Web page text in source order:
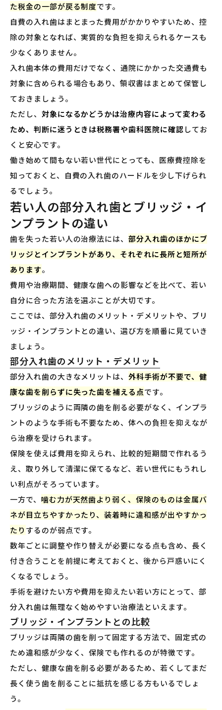
た税金の一部が戻る制度です。
自費の入れ歯はまとまった費用がかかりやすいため、控
除の対象となれば、実質的な負担を抑えられるケースも
少なくありません。
入れ歯本体の費用だけでなく、通院にかかった交通費も
対象に含められる場合もあり、領収書はまとめて保管し
ておきましょう。
ただし、 対象になるかどうかは治療内容によって変わる
ため、判断に迷うときは税務署や歯科医院に確認してお
くと安心です。
働き始めて間もない若い世代にとっても、医療費控除を
知っておくと、自費の入れ歯のハードルを少し下げられ
るでしょう。
若い人の部分入れ歯とブリッジ・イ
ンプラントの違い
歯を失った若い人の治療法には、部分入れ歯のほかにブ
リッジとインプラントがあり、それぞれに長所と短所が
あります。
費用や治療期間、健康な歯への影響などを比べて、若い
自分に合った方法を選ぶことが大切です。
ここでは、部分入れ歯のメリット・デメリットや、ブリ
ッジ・インプラントとの違い、選び方を順番に見ていき
ましょう。
部分入れ歯のメリット・デメリット
部分入れ歯の大きなメリットは、外科手術が不要で、健
康な歯を削らずに失った歯を補える点です。
ブリッジのように両隣の歯を削る必要がなく、インプラ
ントのような手術も不要なため、体への負担を抑えなが
ら治療を受けられます。
保険を使えば費用を抑えられ、比較的短期間で作れるう
え、取り外して清潔に保てるなど、若い世代にもうれし
い利点がそろっています。
一方で、 噛む力が天然歯より弱く、保険のものは金属バ
ネが目立ちやすかったり、装着時に違和感が出やすかっ
たり するのが弱点です。
数年ごとに調整や作り替えが必要になる点も含め、長く
付き合うことを前提に考えておくと、後から戸惑いにく
くなるでしょう。
手術を避けたい方や費用を抑えたい若い方にとって、部
分入れ歯は無理なく始めやすい治療法といえます。
ブリッジ・インプラントとの比較
ブリッジは両隣の歯を削って固定する方法で、固定式の
ため違和感が少なく、保険でも作れるのが特徴です。
ただし、健康な歯を削る必要があるため、若くしてまだ
長く使う歯を削ることに抵抗を感じる方もいるでしょ
う。